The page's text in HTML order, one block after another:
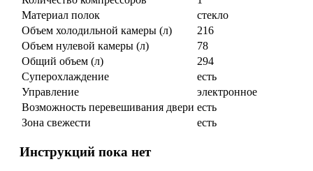
Материал полок
стекло
Объем холодильной камеры (л)
216
Объем нулевой камеры (л)
78
Общий объем (л)
294
Суперохлаждение
есть
Управление
электронное
Возможность перевешивания двери есть
Зона свежести
есть
Инструкций пока нет